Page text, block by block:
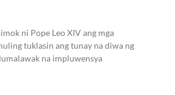
ni Pope Leo XIV ang mga
tuklasin ang tunay na diwa ng
na impluwensya